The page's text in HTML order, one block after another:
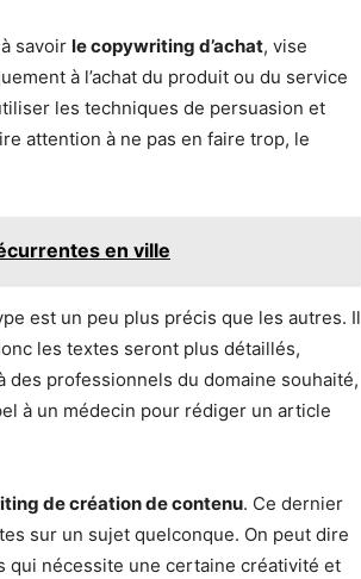
savoir le copywriting d’achat, vise
à l’achat du produit ou du service
les techniques de persuasion et
attention à ne pas en faire trop, le
en ville
est un peu plus précis que les autres. Il
les textes seront plus détaillés,
professionnels du domaine souhaité,
à un médecin pour rédiger un article
de création de contenu. Ce dernier
sur un sujet quelconque. On peut dire
qui nécessite une certaine créativité et